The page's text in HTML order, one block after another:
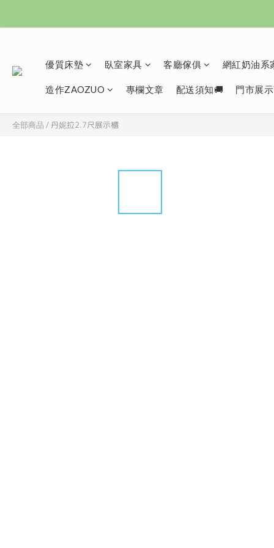
優質床墊 臥室家具 客廳傢俱 網紅奶油
造作ZAOZUO 專欄文章 配送須知🚚 門市展
全部商品 /丹妮拉2.7尺展示櫃